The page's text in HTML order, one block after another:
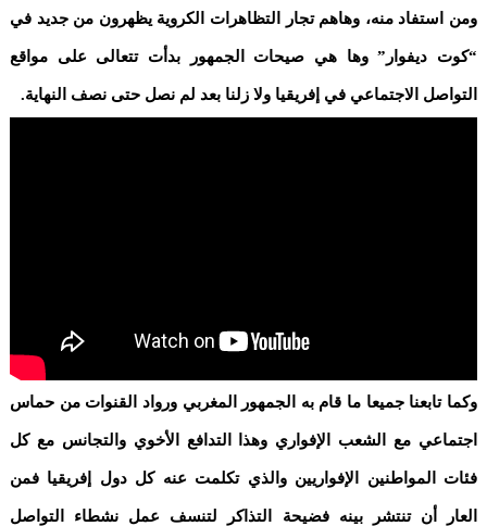
ومن استفاد منه، وهاهم تجار التظاهرات الكروية يظهرون من جديد في
“كوت ديفوار” وها هي صيحات الجمهور بدأت تتعالى على مواقع
التواصل الاجتماعي في إفريقيا ولا زلنا بعد لم نصل حتى نصف النهاية.
وكما تابعنا جميعا ما قام به الجمهور المغربي ورواد القنوات من حماس
اجتماعي مع الشعب الإفواري وهذا التدافع الأخوي والتجانس مع كل
فئات المواطنين الإفواريين والذي تكلمت عنه كل دول إفريقيا فمن
العار أن تنتشر بينه فضيحة التذاكر لتنسف عمل نشطاء التواصل